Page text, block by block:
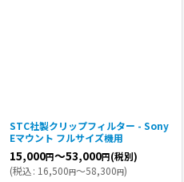
STC社製クリップフィルター - Sony
Eマウント フルサイズ機用
15,000円～53,000円(税別)
(税込: 16,500円～58,300円)